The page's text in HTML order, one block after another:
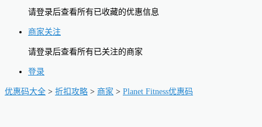
请登录后查看所有已收藏的优惠信息
商家关注
请登录后查看所有已关注的商家
登录
优惠码大全 > 折扣攻略 > 商家 > Planet Fitness优惠码